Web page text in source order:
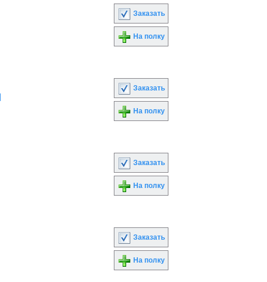
Заказать
На полку
Заказать
На полку
Заказать
На полку
Заказать
На полку